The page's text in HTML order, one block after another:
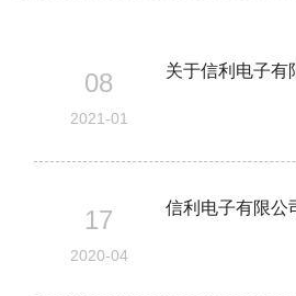
08
2021-01
关于信利电子有
17
2020-04
信利电子有限公